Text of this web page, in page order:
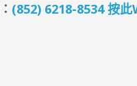
(852) 6218-8534 按